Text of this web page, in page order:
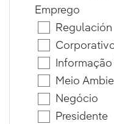
Emprego
Regulación
Meio
Negócio
Presidente